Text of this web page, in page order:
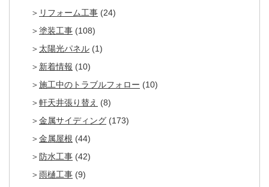
リフォーム工事 (24)
塗装工事 (108)
太陽光パネル (1)
新着情報 (10)
施工中のトラブルフォロー (10)
軒天井張り替え (8)
金属サイディング (173)
金属屋根 (44)
防水工事 (42)
雨樋工事 (9)